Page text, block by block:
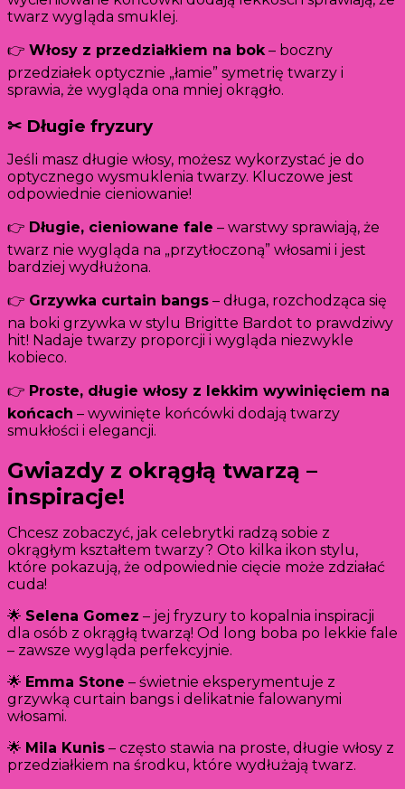
twarz wygląda smuklej.
👉 Włosy z przedziałkiem na bok– boczny
przedziałek optycznie „łamie” symetrię twarzy i
sprawia, że wygląda ona mniej okrągło.
✂ Długie fryzury
Jeśli masz długie włosy, możesz wykorzystać je do
optycznego wysmuklenia twarzy. Kluczowe jest
odpowiednie cieniowanie!
👉 Długie, cieniowane fale – warstwy sprawiają, że
twarz nie wygląda na „przytłoczoną” włosami i jest
bardziej wydłużona.
👉 Grzywka curtain bangs – długa, rozchodząca się
na boki grzywka w stylu Brigitte Bardot to prawdziwy
hit! Nadaje twarzy proporcji i wygląda niezwykle
kobieco.
👉 Proste, długie włosy z lekkim wywinięciem na
końcach – wywinięte końcówki dodają twarzy
smukłości i elegancji.
Gwiazdy z okrągłą twarzą –
inspiracje!
Chcesz zobaczyć, jak celebrytki radzą sobie z
okrągłym kształtem twarzy? Oto kilka ikon stylu,
które pokazują, że odpowiednie cięcie może zdziałać
cuda!
🌟 Selena Gomez – jej fryzury to kopalnia inspiracji
dla osób z okrągłą twarzą! Od long boba po lekkie fale
– zawsze wygląda perfekcyjnie.
🌟 Emma Stone – świetnie eksperymentuje z
grzywką curtain bangs i delikatnie falowanymi
włosami.
🌟 Mila Kunis – często stawia na proste, długie włosy z
przedziałkiem na środku, które wydłużają twarz.